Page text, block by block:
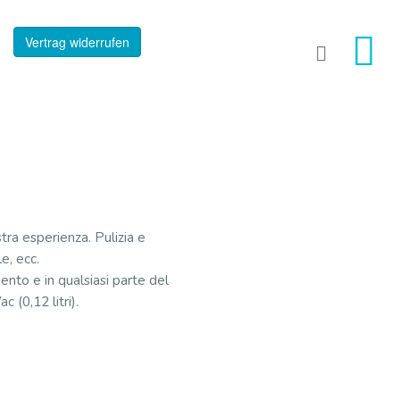
Vertrag widerrufen
esperienza. Pulizia e
ecc.
e in qualsiasi parte del
(0,12 litri).